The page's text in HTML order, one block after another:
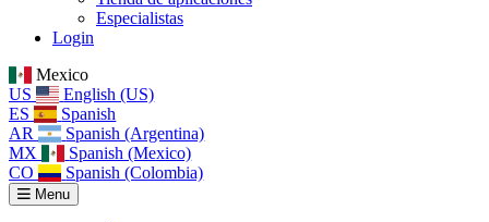
Especialistas
Login
Mexico
US
English (US)
ES
Spanish
AR
Spanish (Argentina)
MX
Spanish (Mexico)
CO
Spanish (Colombia)
Menu